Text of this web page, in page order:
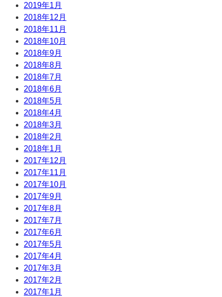
2019年1月
2018年12月
2018年11月
2018年10月
2018年9月
2018年8月
2018年7月
2018年6月
2018年5月
2018年4月
2018年3月
2018年2月
2018年1月
2017年12月
2017年11月
2017年10月
2017年9月
2017年8月
2017年7月
2017年6月
2017年5月
2017年4月
2017年3月
2017年2月
2017年1月